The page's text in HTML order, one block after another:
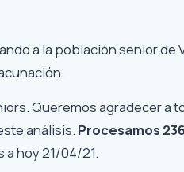
a la población senior de
Queremos agradecer a
análisis. Procesamos 236
hoy 21/04/21.